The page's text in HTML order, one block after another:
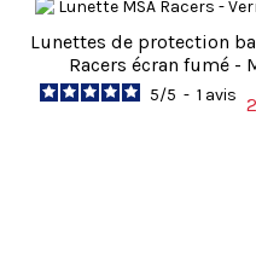
Lunettes de protection
Racers écran fumé -
5/5 - 1 avis